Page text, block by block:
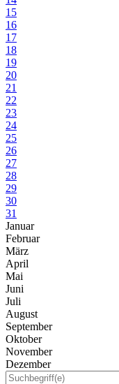
15
16
17
18
19
20
21
22
23
24
25
26
27
28
29
30
31
Januar
Februar
März
April
Mai
Juni
Juli
August
September
Oktober
November
Dezember